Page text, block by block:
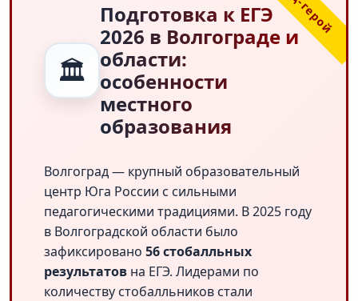
🏛️
Подготовка к ЕГЭ
2026 в Волгограде и
области:
особенности
местного
образования
Волгоград — крупный образовательный
центр Юга России с сильными
педагогическими традициями. В 2025 году
в Волгоградской области было
зафиксировано 56 стобалльных
результатов на ЕГЭ. Лидерами по
количеству стобалльников стали